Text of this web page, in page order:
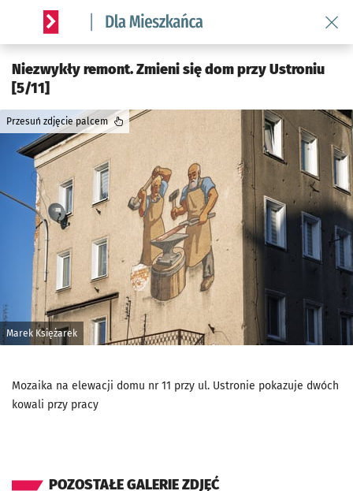
Serwis informacyjny wroclaw.pl podserwis: Dla mieszkańca
Niezwykły remont. Zmieni się dom przy Ustroniu
[5/11]
Marek Księżarek
Przesuń zdjęcie palcem
Mozaika na elewacji domu nr 11 przy ul. Ustronie pokazuje dwóch
kowali przy pracy
POZOSTAŁE GALERIE ZDJĘĆ